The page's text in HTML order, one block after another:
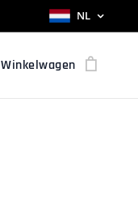
NL
Winkelwagen